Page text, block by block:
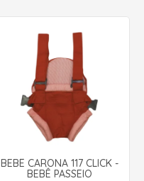
BEBÊ CARONA 117 CLICK -
BEBÊ PASSEIO